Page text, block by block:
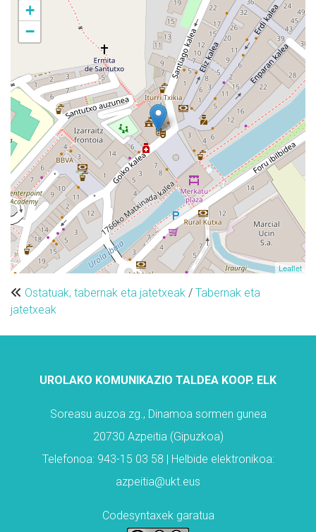
+
−
Leaflet
Ostatuak, tabernak eta jatetxeak / Tabernak eta
jatetxeak
UROLAKO KOMUNIKAZIO TALDEA KOOP. ELK
Soreasu auzoa zg., Dinamoa sormen gunea
20730 Azpeitia (Gipuzkoa)
Telefonoa: 943-15 03 58 | Helbide elektronikoa:
azpeitia@ukt.eus
Codesyntaxek garatua